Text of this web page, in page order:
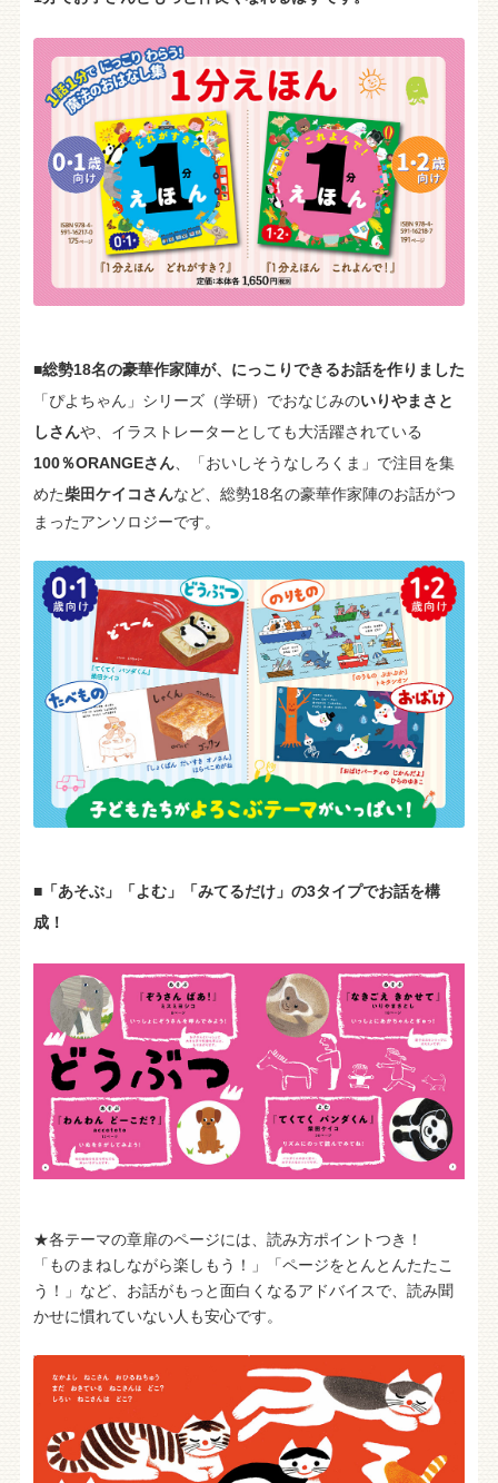
■総勢18名の豪華作家陣が、にっこりできるお話を作りました
「ぴよちゃん」シリーズ（学研）でおなじみのいりやまさと
しさんや、イラストレーターとしても大活躍されている
100％ORANGEさん、「おいしそうなしろくま」で注目を集
めた柴田ケイコさんなど、総勢18名の豪華作家陣のお話がつ
まったアンソロジーです。
■「あそぶ」「よむ」「みてるだけ」の3タイプでお話を構
成！
★各テーマの章扉のページには、読み方ポイントつき！
「ものまねしながら楽しもう！」「ページをとんとんたたこ
う！」など、お話がもっと面白くなるアドバイスで、読み聞
かせに慣れていない人も安心です。